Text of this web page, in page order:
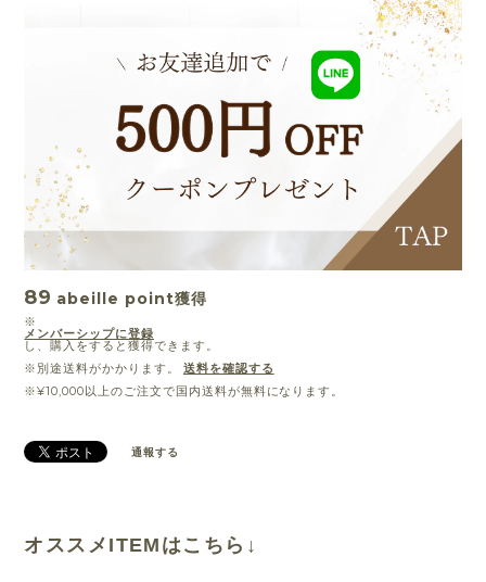
89 abeille point獲得
※
メンバーシップに登録
し、購入をすると獲得できます。
※別途送料がかかります。
送料を確認する
※¥10,000以上のご注文で国内送料が無料になります。
通報する
オススメITEMはこちら↓